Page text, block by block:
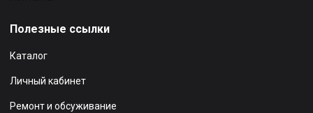
Полезные ссылки
Каталог
Личный кабинет
Ремонт и обсуживание